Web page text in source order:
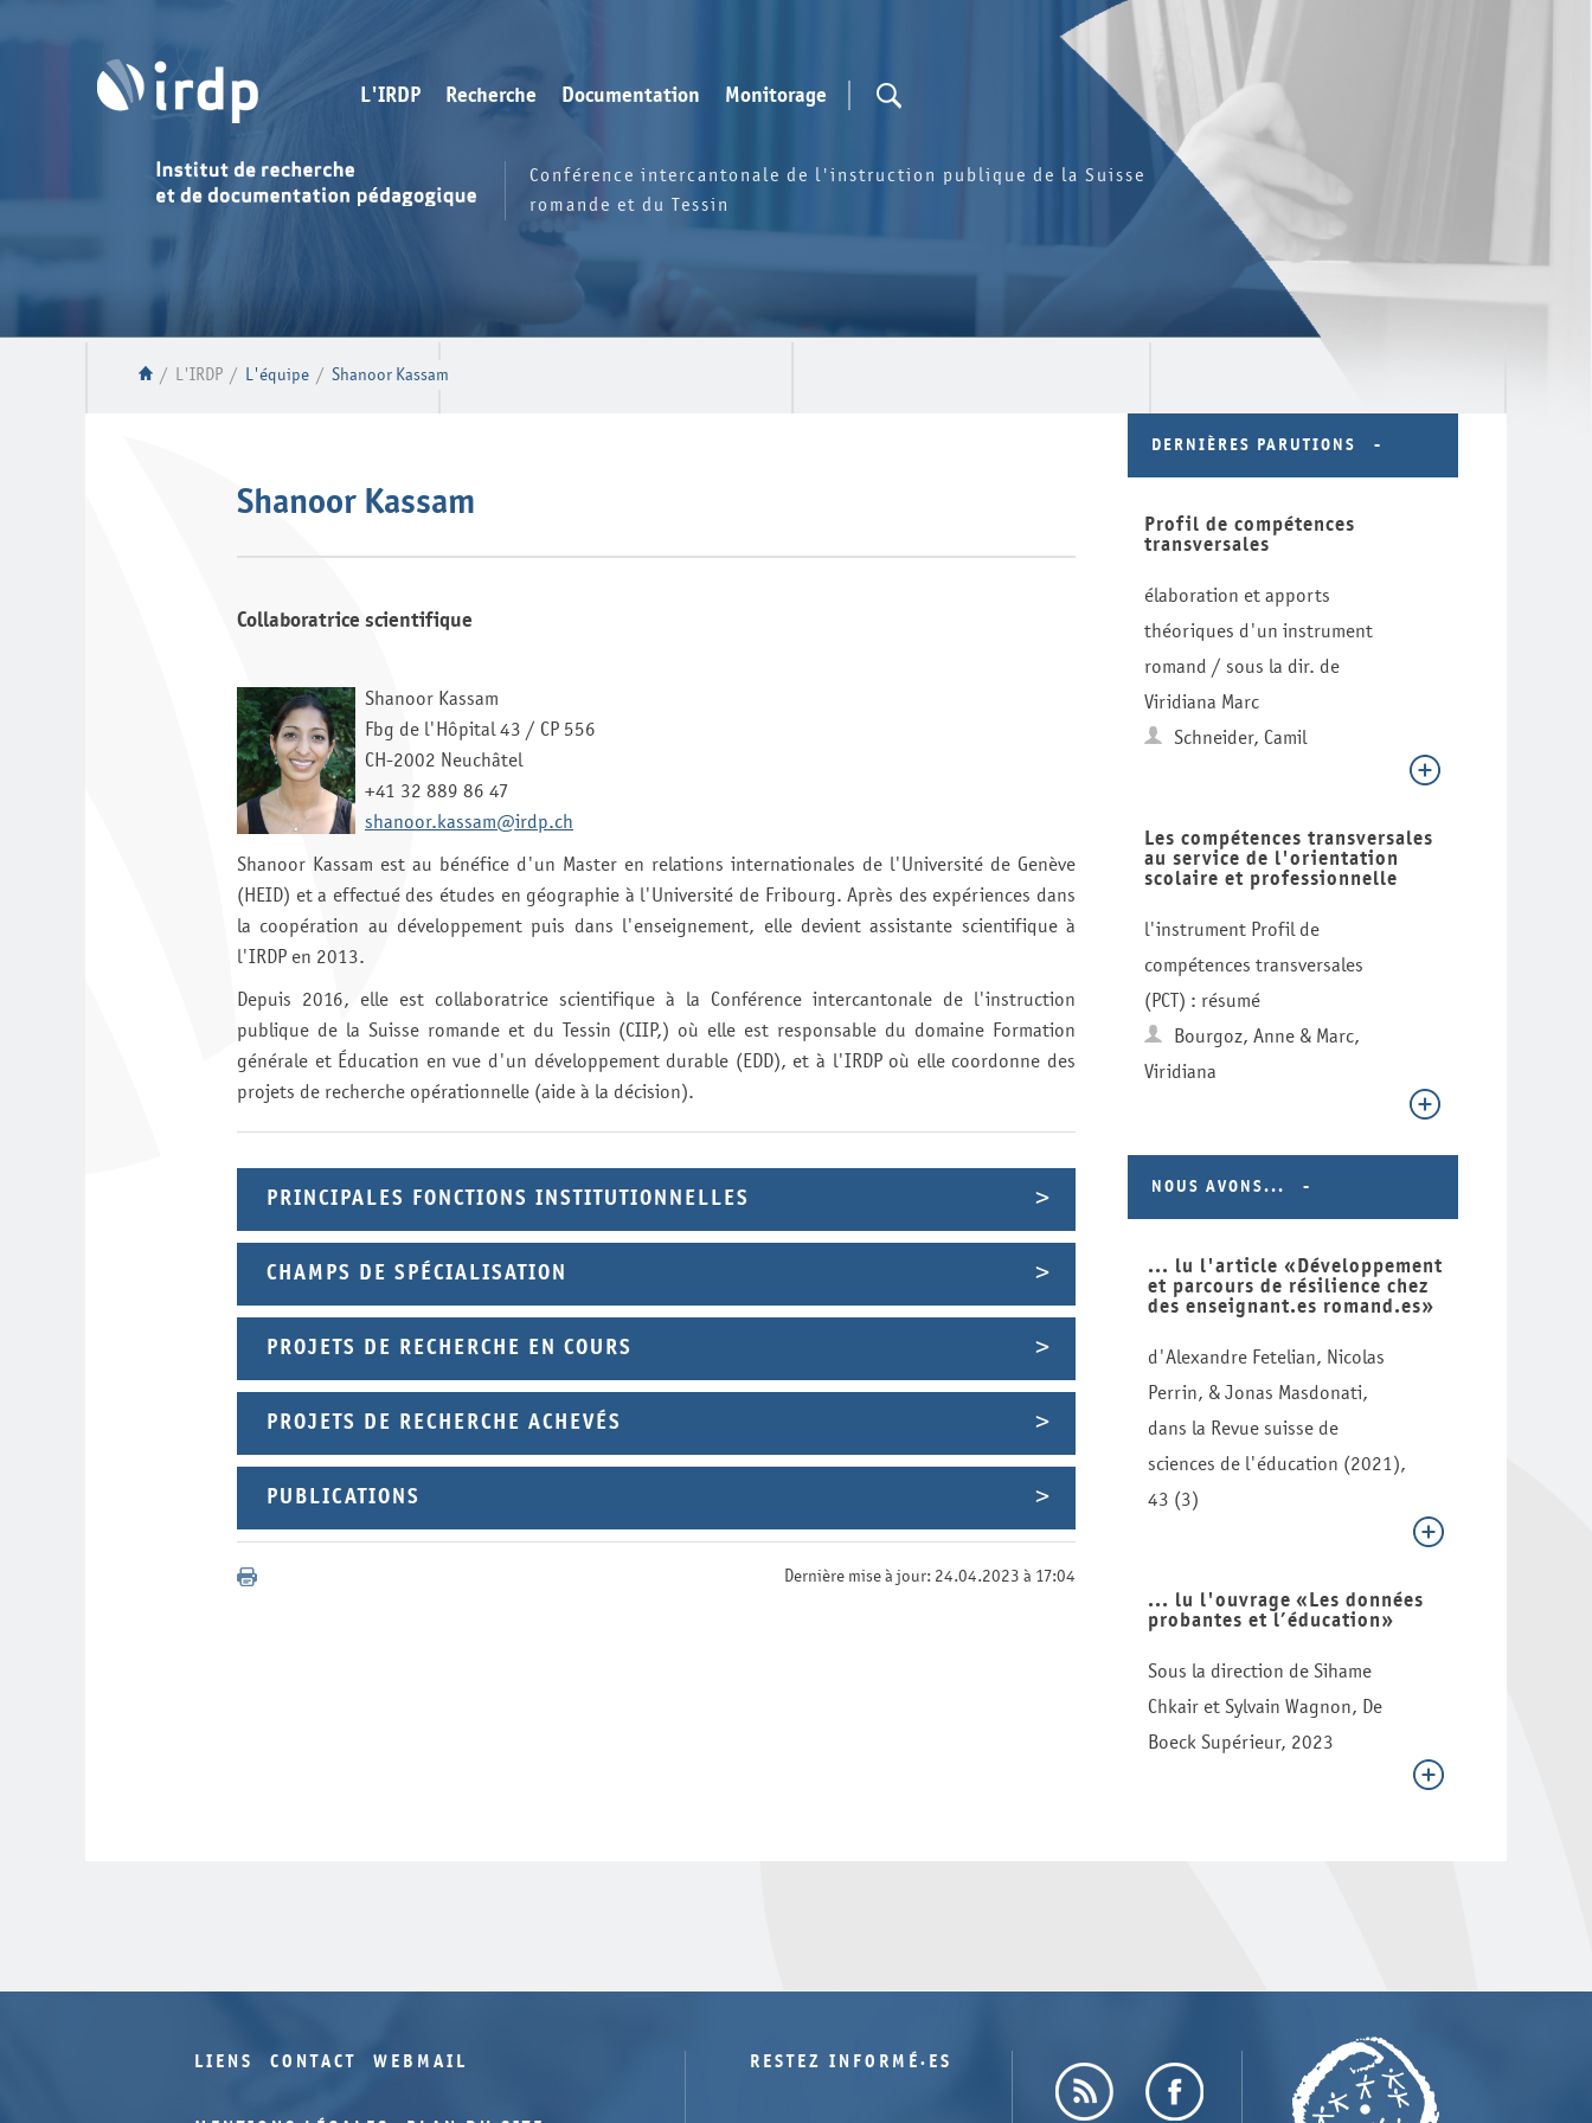
L'IRDP Recherche Documentation Monitorage
Conférence intercantonale de l'instruction publique de la Suisse
romande et du Tessin
/ L'IRDP / L'équipe / Shanoor Kassam
Shanoor Kassam
Collaboratrice scientifique
Shanoor Kassam
Fbg de l'Hôpital 43 / CP 556
CH-2002 Neuchâtel
+41 32 889 86 47
shanoor.kassam@irdp.ch
Shanoor Kassam est au bénéfice d'un Master en relations internationales de l'Université de Genève
(HEID) et a effectué des études en géographie à l'Université de Fribourg. Après des expériences dans
la coopération au développement puis dans l'enseignement, elle devient assistante scientifique à
l'IRDP en 2013.
Depuis 2016, elle est collaboratrice scientifique à la Conférence intercantonale de l'instruction
publique de la Suisse romande et du Tessin (CIIP,) où elle est responsable du domaine Formation
générale et Éducation en vue d'un développement durable (EDD), et à l'IRDP où elle coordonne des
projets de recherche opérationnelle (aide à la décision).
PRINCIPALES FONCTIONS INSTITUTIONNELLES
CHAMPS DE SPÉCIALISATION
PROJETS DE RECHERCHE EN COURS
PROJETS DE RECHERCHE ACHEVÉS
PUBLICATIONS
Dernière mise à jour: 24.04.2023 à 17:04
DERNIÈRES PARUTIONS
Profil de compétences
transversales
élaboration et apports
théoriques d'un instrument
romand / sous la dir. de
Viridiana Marc
Schneider, Camil
Les compétences transversales
au service de l'orientation
scolaire et professionnelle
l'instrument Profil de
compétences transversales
(PCT) : résumé
Bourgoz, Anne & Marc,
Viridiana
NOUS AVONS...
... lu l'article «Développement
et parcours de résilience chez
des enseignant.es romand.es»
d'Alexandre Fetelian, Nicolas
Perrin, & Jonas Masdonati,
dans la Revue suisse de
sciences de l'éducation (2021),
43 (3)
... lu l'ouvrage «Les données
probantes et l’éducation»
Sous la direction de Sihame
Chkair et Sylvain Wagnon, De
Boeck Supérieur, 2023
LIENS CONTACT WEBMAIL RESTEZ INFORMÉ·ES